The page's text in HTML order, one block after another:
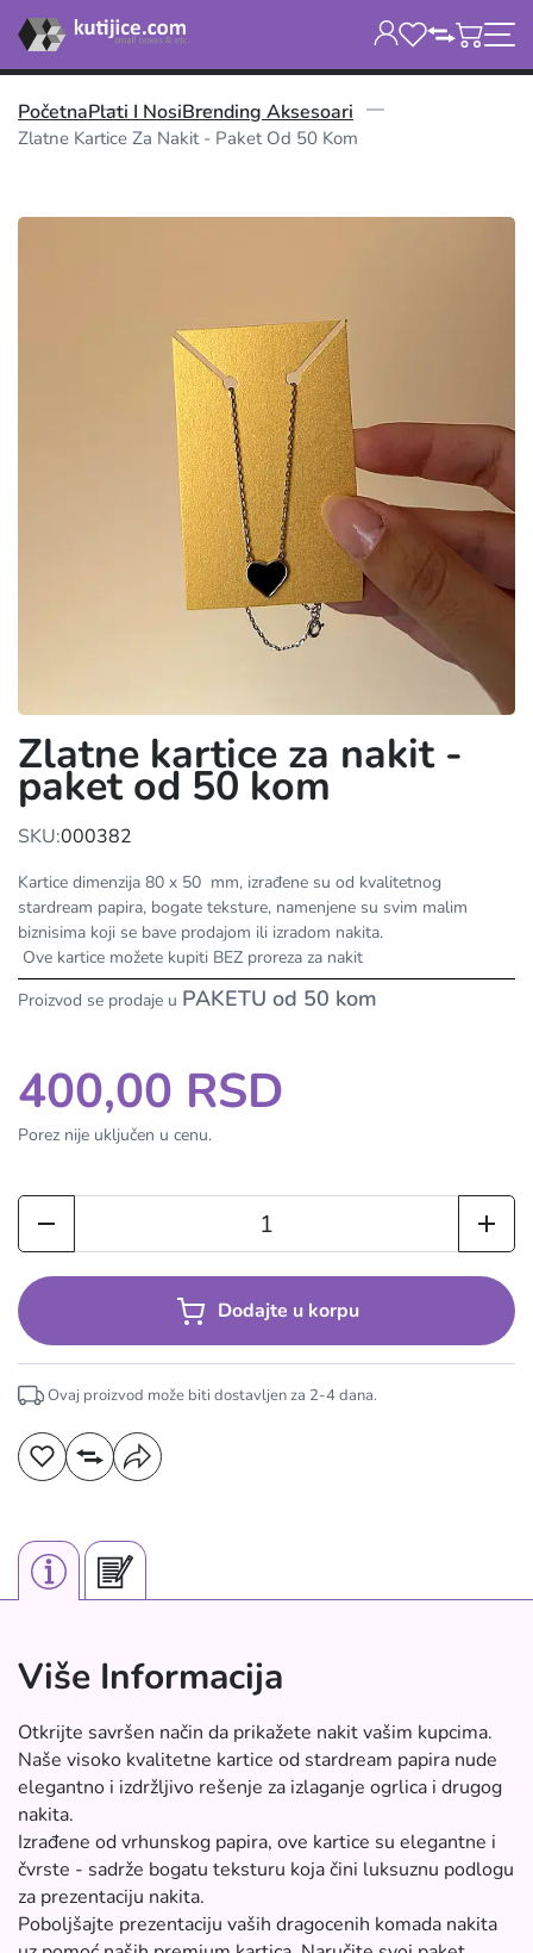
PočetnaPlati I NosiBrending Aksesoari
Zlatne Kartice Za Nakit - Paket Od 50 Kom
Zlatne kartice za nakit -
paket od 50 kom
SKU:000382
Kartice dimenzija 80 x 50 mm, izrađene su od kvalitetnog
stardream papira, bogate teksture, namenjene su svim malim
biznisima koji se bave prodajom ili izradom nakita.
Ove kartice možete kupiti BEZ proreza za nakit
Proizvod se prodaje u PAKETU od 50 kom
400,00 RSD
Porez nije uključen u cenu.
Dodajte u korpu
Ovaj proizvod može biti dostavljen za 2-4dana.
Više Informacija
Otkrijte savršen način da prikažete nakit vašim kupcima.
Naše visoko kvalitetne kartice od stardream papira nude
elegantno i izdržljivo rešenje za izlaganje ogrlica i drugog
nakita.
Izrađene od vrhunskog papira, ove kartice su elegantne i
čvrste - sadrže bogatu teksturu koja čini luksuznu podlogu
za prezentaciju nakita.
Poboljšajte prezentaciju vaših dragocenih komada nakita